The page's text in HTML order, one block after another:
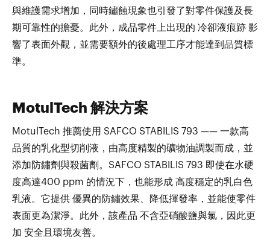
與維護需求增加，同時鏽蝕現象也引發了對零件保護及長
期可靠性的擔憂。此外，成品零件上出現的 冷卻液痕跡 影
響了表面外觀，並需要額外的後處理工序才能達到品質標
準。
MotulTech 解決方案
MotulTech 推薦使用 SAFCO STABILIS 793 —— 一款高
品質的乳化型切削液，由高度精製的礦物油調製而成，並
添加防鏽劑與殺菌劑。SAFCO STABILIS 793 即使在水硬
度高達400 ppm 的情況下，也能形成 高度穩定的乳白色
乳液。它提供 優異的防鏽效果、降低揮發率，並能使零件
表面更為潔淨。此外，該產品 不含亞硝酸鹽與氯，因此更
加 安全且環境友善。